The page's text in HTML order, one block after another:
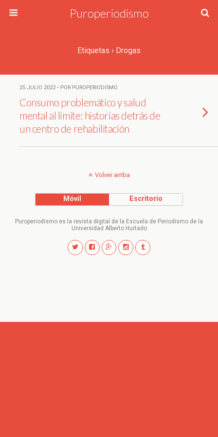
Puroperiodismo
Etiquetas › Drogas
25 JULIO 2022 • POR PUROPERIODISMO
Consumo problemático y salud
mental al límite: historias detrás de
un centro de rehabilitación
Volver arriba
Móvil Escritorio
Puroperiodismo es la revista digital de la Escuela de Periodismo de la
Universidad Alberto Hurtado